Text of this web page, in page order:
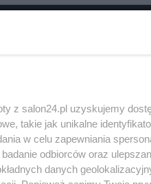
z salon24.pl uzyskujemy
takie jak unikalne
w celu zapewniania
odbiorców oraz
danych